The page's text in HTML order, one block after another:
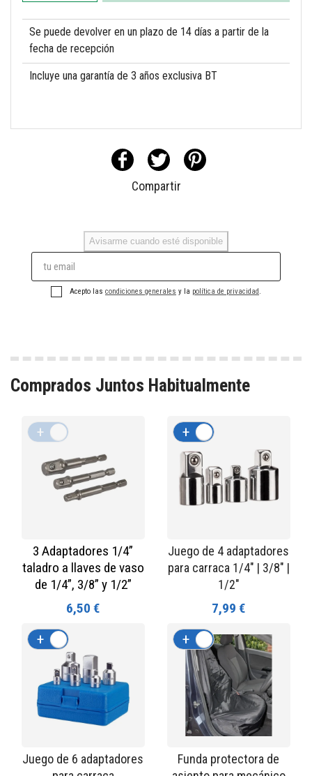
Se puede devolver en un plazo de 14 días a partir de la
fecha de recepción
Incluye una garantía de 3 años exclusiva BT
Compartir
Avisarme cuando esté disponible
Acepto las condiciones generales y la política de privacidad .
Comprados Juntos Habitualmente
3 Adaptadores 1/4”
taladro a llaves de vaso
de 1/4”, 3/8” y 1/2”
6,50 €
+
Juego de 4 adaptadores
para carraca 1/4" | 3/8" |
1/2"
7,99 €
+
Juego de 6 adaptadores
+
Funda protectora de
+ -